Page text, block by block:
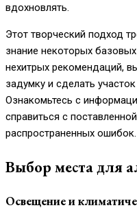
вдохновлять.
Этот творческий подход
знание некоторых
нехитрых рекомендаций,
задумку и сделать
Ознакомьтесь с
справиться с
распространенных ошибок.
Выбор места для
Освещение и